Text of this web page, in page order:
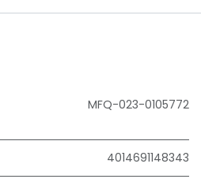
MFQ-023-0105772
4014691148343